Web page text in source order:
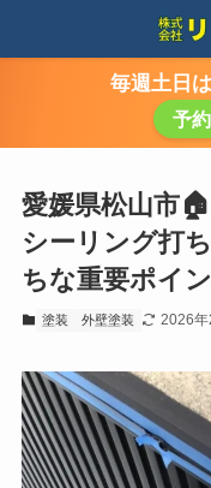
毎週土日
予
愛媛県松山市
シーリング打
ちな重要ポイ
塗装 外壁塗装 2026年